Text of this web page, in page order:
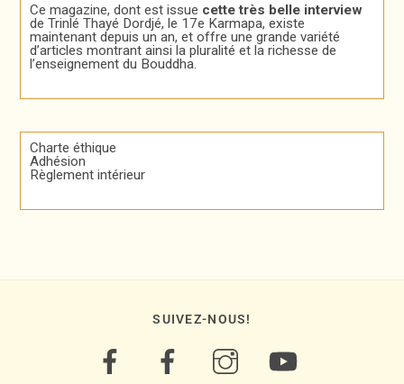
Ce magazine, dont est issue cette très belle interview
de Trinlé Thayé Dordjé, le 17e Karmapa, existe
maintenant depuis un an, et offre une grande variété
d’articles montrant ainsi la pluralité et la richesse de
l’enseignement du Bouddha.
Charte éthique
Adhésion
Règlement intérieur
SUIVEZ-NOUS!